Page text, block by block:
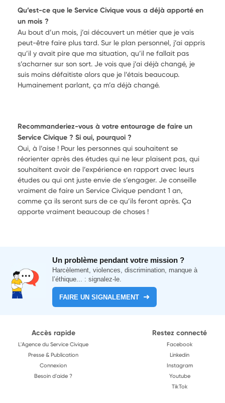
Qu’est-ce que le Service Civique vous a déjà apporté en
un mois ?
Au bout d’un mois, j’ai découvert un métier que je vais
peut-être faire plus tard. Sur le plan personnel, j’ai appris
qu’il y avait pire que ma situation, qu’il ne fallait pas
s’acharner sur son sort. Je vois que j’ai déjà changé, je
suis moins défaitiste alors que je l’étais beaucoup.
Humainement parlant, ça m’a déjà changé.
Recommanderiez-vous à votre entourage de faire un
Service Civique ? Si oui, pourquoi ?
Oui, à l’aise ! Pour les personnes qui souhaitent se
réorienter après des études qui ne leur plaisent pas, qui
souhaitent avoir de l’expérience en rapport avec leurs
études ou qui ont juste envie de s’engager. Je conseille
vraiment de faire un Service Civique pendant 1 an,
comme ça ils seront surs de ce qu’ils feront après. Ça
apporte vraiment beaucoup de choses !
Un problème pendant votre mission ?
Harcèlement, violences, discrimination, manque à
l’éthique... : signalez-le.
FAIRE UN SIGNALEMENT
Accès rapide
L'Agence du Service Civique
Presse & Publication
Connexion
Besoin d'aide ?
Restez connecté
Facebook
Linkedin
Instagram
Youtube
TikTok